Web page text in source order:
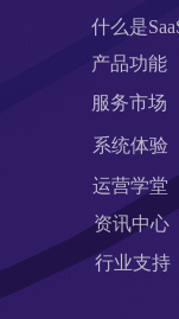
什么是
产品功能
服务市场
系统体验
运营学堂
资讯中心
行业支持